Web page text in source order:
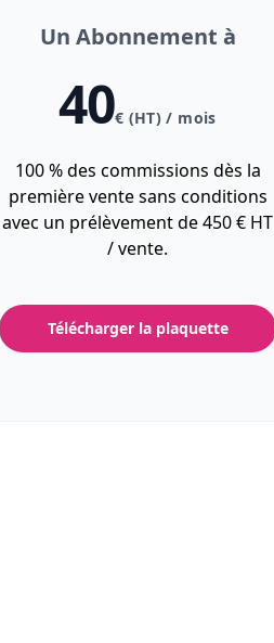
Un Abonnement à
40€ (HT) / mois
100 % des commissions dès la
première vente sans conditions
avec un prélèvement de 450 € HT
/ vente.
Télécharger la plaquette